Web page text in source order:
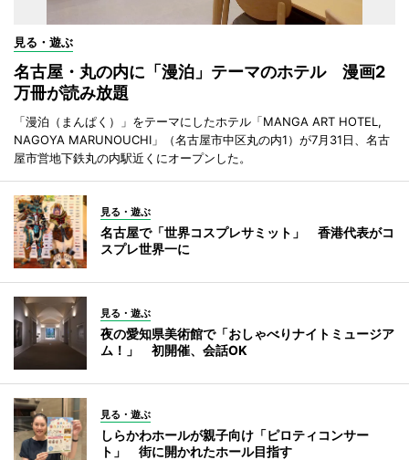
見る・遊ぶ
名古屋・丸の内に「漫泊」テーマのホテル 漫画2
万冊が読み放題
「漫泊（まんぱく）」をテーマにしたホテル「MANGA ART HOTEL,
NAGOYA MARUNOUCHI」（名古屋市中区丸の内1）が7月31日、名古
屋市営地下鉄丸の内駅近くにオープンした。
見る・遊ぶ
名古屋で「世界コスプレサミット」 香港代表がコ
スプレ世界一に
見る・遊ぶ
夜の愛知県美術館で「おしゃべりナイトミュージア
ム！」 初開催、会話OK
見る・遊ぶ
しらかわホールが親子向け「ピロティコンサー
ト」 街に開かれたホール目指す